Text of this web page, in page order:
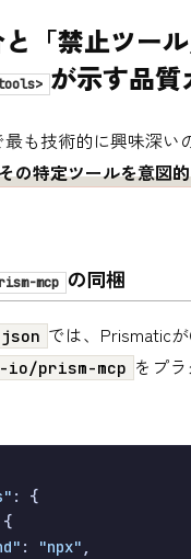
と「禁止ツー
が示す品質
も技術的に興味深い
の特定ツールを意図
mcp の同梱
では、Prismatic
io/prism-mcp をプ
: {
{
: "npx" ,